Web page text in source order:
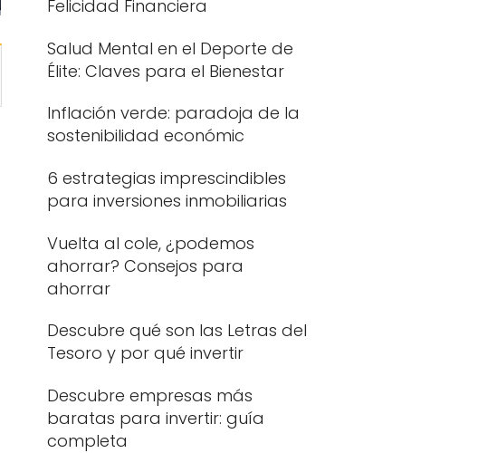
Felicidad Financiera
Salud Mental en el Deporte de
Élite: Claves para el Bienestar
Inflación verde: paradoja de la
sostenibilidad económic
6 estrategias imprescindibles
para inversiones inmobiliarias
Vuelta al cole, ¿podemos
ahorrar? Consejos para
ahorrar
Descubre qué son las Letras del
Tesoro y por qué invertir
Descubre empresas más
baratas para invertir: guía
completa